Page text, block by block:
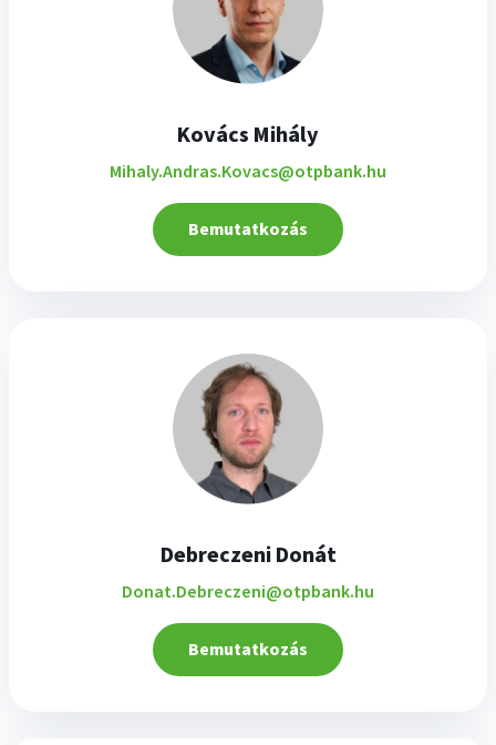
Kovács Mihály
Mihaly.Andras.Kovacs@otpbank.hu
Bemutatkozás
Debreczeni Donát
Donat.Debreczeni@otpbank.hu
Bemutatkozás